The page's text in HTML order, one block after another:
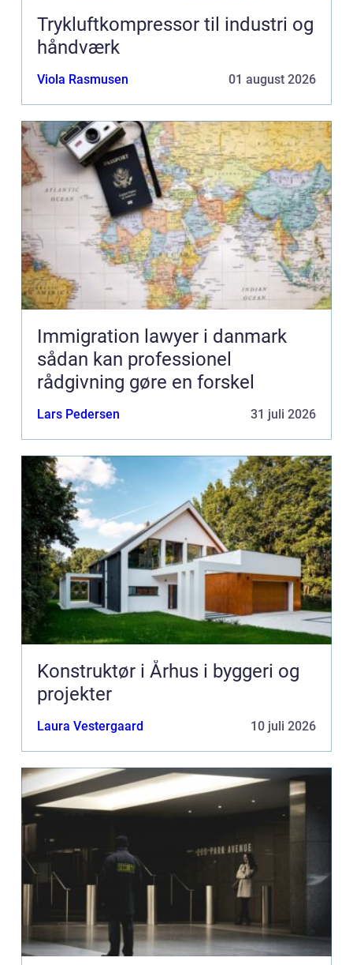
Trykluftkompressor til industri og
håndværk
Viola Rasmusen 01 august 2026
Immigration lawyer i danmark
sådan kan professionel
rådgivning gøre en forskel
Lars Pedersen 31 juli 2026
Konstruktør i Århus i byggeri og
projekter
Laura Vestergaard 10 juli 2026